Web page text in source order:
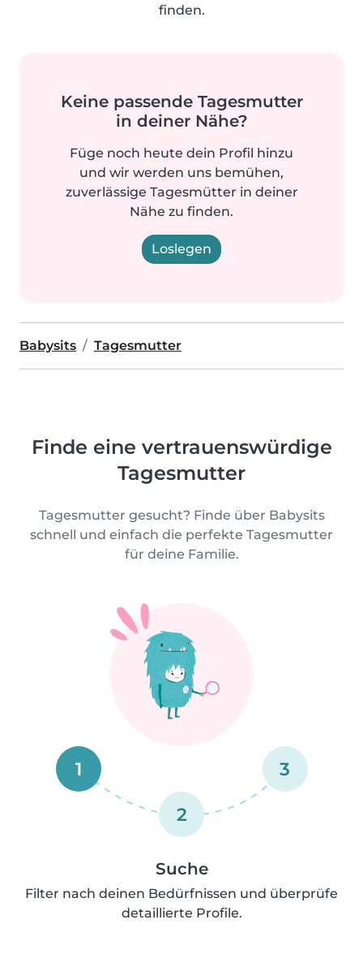
finden.
Keine passende Tagesmutter
in deiner Nähe?
Füge noch heute dein Profil hinzu
und wir werden uns bemühen,
zuverlässige Tagesmütter in deiner
Nähe zu finden.
Loslegen
Babysits Tagesmutter
Finde eine vertrauenswürdige
Tagesmutter
Tagesmutter gesucht? Finde über Babysits
schnell und einfach die perfekte Tagesmutter
für deine Familie.
1
2
3
Suche
Filter nach deinen Bedürfnissen und überprüfe
detaillierte Profile.